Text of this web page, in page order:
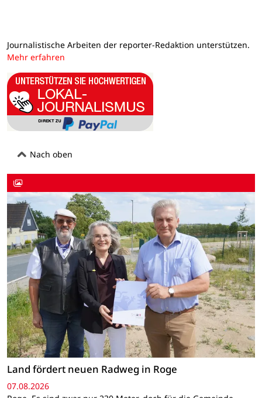
Journalistische Arbeiten der reporter-Redaktion unterstützen.
Mehr erfahren
Nach oben
Land fördert neuen Radweg in Roge
07.08.2026